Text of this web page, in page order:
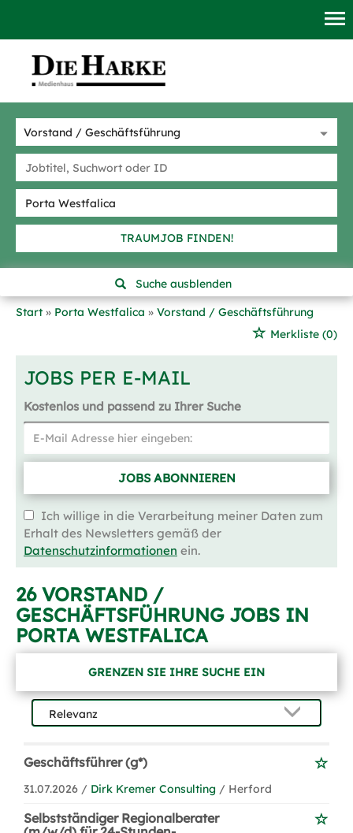
TRAUMJOB FINDEN!
Suche ausblenden
Start
Porta Westfalica
Vorstand / Geschäftsführung
Merkliste (0)
JOBS PER E-MAIL
Kostenlos und passend zu Ihrer Suche
JOBS ABONNIEREN
Ich willige in die Verarbeitung meiner Daten zum
Erhalt des Newsletters gemäß der
Datenschutzinformationen ein.
26 VORSTAND /
GESCHÄFTSFÜHRUNG JOBS IN
PORTA WESTFALICA
GRENZEN SIE IHRE SUCHE EIN
Geschäftsführer (g*)
31.07.2026 / Dirk Kremer Consulting / Herford
Selbstständiger Regionalberater